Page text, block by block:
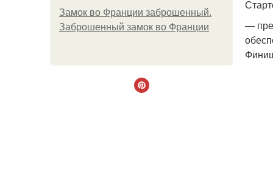
Замок во Франции заброшенный.
Заброшенный замок во Франции
—